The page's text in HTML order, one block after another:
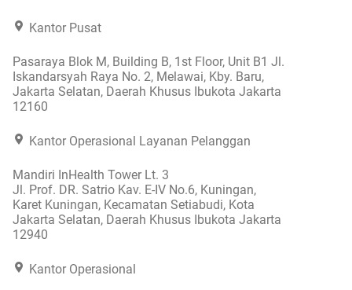
Kantor Pusat
Pasaraya Blok M, Building B, 1st Floor, Unit B1 Jl.
Iskandarsyah Raya No. 2, Melawai, Kby. Baru,
Jakarta Selatan, Daerah Khusus Ibukota Jakarta
12160
Kantor Operasional Layanan Pelanggan
Mandiri InHealth Tower Lt. 3
Jl. Prof. DR. Satrio Kav. E-IV No.6, Kuningan,
Karet Kuningan, Kecamatan Setiabudi, Kota
Jakarta Selatan, Daerah Khusus Ibukota Jakarta
12940
Kantor Operasional